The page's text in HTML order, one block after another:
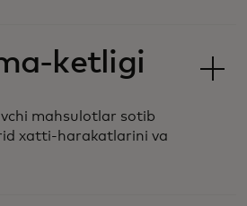
ketligi
mahsulotlar sotib
xatti-harakatlarini va